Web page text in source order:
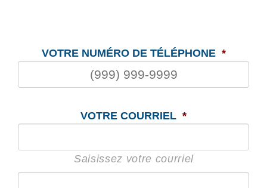
VOTRE NUMÉRO DE TÉLÉPHONE *
VOTRE COURRIEL *
Saisissez votre courriel